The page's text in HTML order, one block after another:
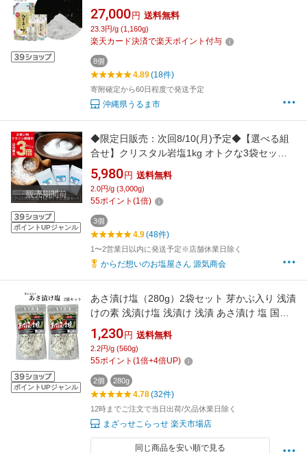
料 食卓塩 詰め替え用 シーソルト 人気返礼品 海
塩 沖縄 うるま市 果報バンタ
27,000 円 送料無料
23.3円/g (1,160g)
楽天カード決済で楽天ポイント付与
8個
4.89(18件)
寄附確定から60日程度で発送予定
沖縄県うるま市
販売期間前
ポイントUPジャンル
◆限定日販売：次回8/10(月)予定◆【選べる組
合せ】クリスタル岩塩1kg オトクな3袋セット
パウダー / ミル用 合計3kg - 限定 お得 希少な
岩塩 ヒマラヤ岩塩 大容量 送料無料 ロックソル
ト ヒマラヤソルト 熱中症対策 塩分補給
5,980 円 送料無料
2.0円/g (3,000g)
55ポイント (1倍)
3個
4.9(48件)
1〜2営業日以内に発送予定※店舗休業日除く
からだ想いのお塩屋さん 源気商会
ポイントUPジャンル
あさ漬け塩（280g）2袋セット 芽かぶ入り 浅漬
けの素 浅漬け塩 浅漬け 浅漬 あさ漬け 塩 国産
国産焼塩 調理塩 しお 天ぷら 肉料理 焼魚 おに
ぎり だし塩 塩 しお めかぶ 芽かぶ 唐辛子 調味
料 馬場音一商店 郡山銘販 おためし
1,230 円 送料無料
2.2円/g (560g)
55ポイント (1倍+4倍UP)
2個 280g
4.78(32件)
12時までご注文で当日出荷/欠品休業日除く
まざっせこらっせ 楽天市場店
同じ商品を安い順で見る